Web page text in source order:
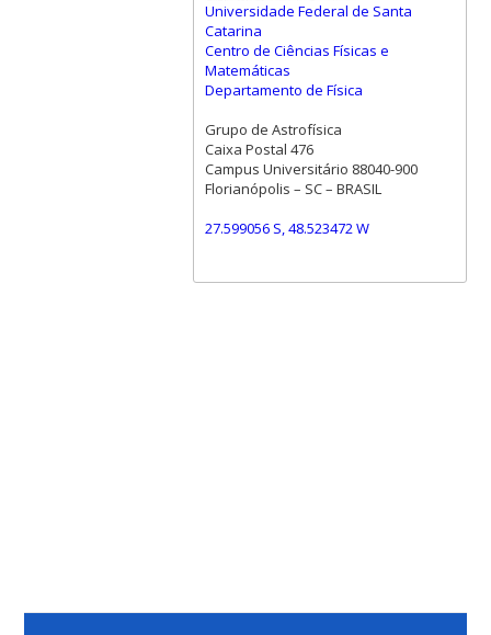
Universidade Federal de Santa
Catarina
Centro de Ciências Físicas e
Matemáticas
Departamento de Física
Grupo de Astrofísica
Caixa Postal 476
Campus Universitário 88040-900
Florianópolis – SC – BRASIL
27.599056 S, 48.523472 W